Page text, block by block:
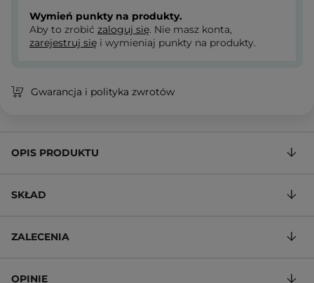
Wymień punkty na produkty.
Aby to zrobić zaloguj się. Nie masz konta,
zarejestruj się i wymieniaj punkty na produkty.
Gwarancja i polityka zwrotów
OPIS PRODUKTU
SKŁAD
ZALECENIA
OPINIE